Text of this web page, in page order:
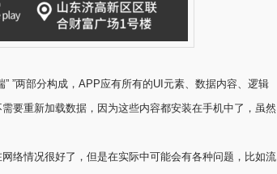
”两部分构成，APP应有所有的UI元素、数据内容、逻辑
要重新加载数据，因为这些内容都安装在手机中了，虽然
络情况很好了，但是在实际中可能会有各种问题，比如流